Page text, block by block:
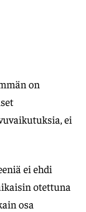
on
ei
ei ehdi
otettuna
osa